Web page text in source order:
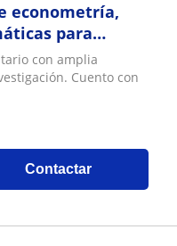
econometría,
para
para
y
con amplia
Cuento con
Contactar